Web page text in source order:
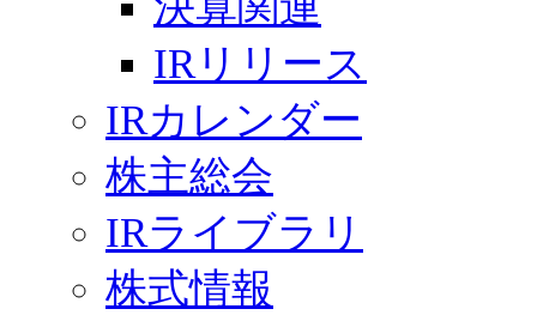
IRリリース
IRカレンダー
株主総会
IRライブラリ
株式情報